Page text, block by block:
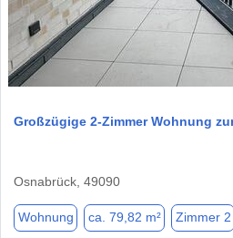
Großzügige 2-Zimmer Wohnung
Osnabrück, 49090
Wohnung ca. 79,82 m² Zimmer 2